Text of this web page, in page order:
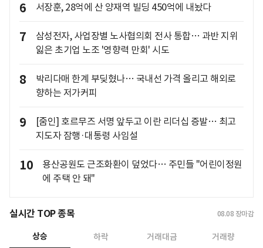
6 서장훈, 28억에 산 양재역 빌딩 450억에 내놨다
7
삼성전자, 사업장별 노사협의회 전사 통합… 과반 지위
잃은 초기업 노조 '영향력 만회' 시도
8
박리다매 한계 부딪혔나… 국내선 가격 올리고 해외로
향하는 저가커피
9
[줌인] 호르무즈 서명 앞두고 이란 리더십 증발… 최고
지도자 잠행·대통령 사임설
10
용산공원도 근조화환이 덮었다… 주민들 "어린이정원
에 주택 안 돼"
실시간 TOP 종목 08.08 장마감
상승 하락 거래대금 거래량